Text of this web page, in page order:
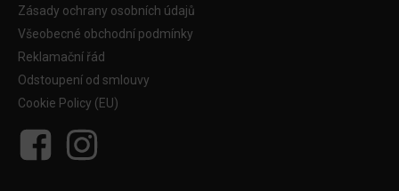
Zásady ochrany osobních údajů
Všeobecné obchodní podmínky
Reklamační řád
Odstoupení od smlouvy
Cookie Policy (EU)